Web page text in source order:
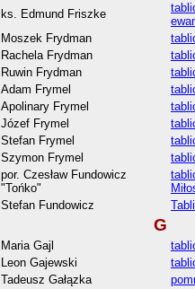
ks. Edmund Friszke
Moszek Frydman
Rachela Frydman
Ruwin Frydman
Adam Frymel
Apolinary Frymel
Józef Frymel
Stefan Frymel
Szymon Frymel
por. Czesław Fundowicz
"Tońko"
Stefan Fundowicz
G
Maria Gajl
Leon Gajewski
Tadeusz Gałązka